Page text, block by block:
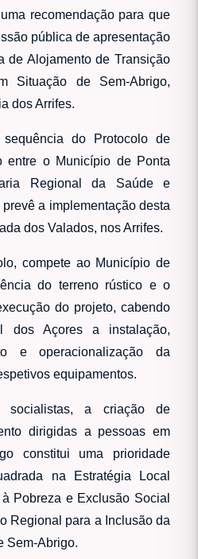
recomendação para que
pública de apresentação
de Alojamento de Transição
Situação de Sem-Abrigo,
dos Arrifes.
do Protocolo de
entre o Município de Ponta
Regional da Saúde e
a implementação desta
dos Valados, nos Arrifes.
compete ao Município de
do terreno rústico e o
do projeto, cabendo
dos Açores a instalação,
e operacionalização da
equipamentos.
socialistas, a criação de
dirigidas a pessoas em
constitui uma prioridade
na Estratégia Local
Pobreza e Exclusão Social
Regional para a Inclusão da
Sem-Abrigo.